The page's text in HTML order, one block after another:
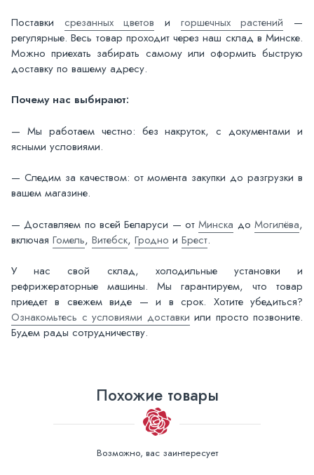
Поставки срезанных цветов и горшечных растений —
регулярные. Весь товар проходит через наш склад в Минске.
Можно приехать забирать самому или оформить быструю
доставку по вашему адресу.
Почему нас выбирают:
— Мы работаем честно: без накруток, с документами и
ясными условиями.
— Следим за качеством: от момента закупки до разгрузки в
вашем магазине.
— Доставляем по всей Беларуси — отМинска доМогилёва,
включая Гомель, Витебск, Гродно и Брест.
У нас свой склад, холодильные установки и
рефрижераторные машины. Мы гарантируем, что товар
приедет в свежем виде — и в срок. Хотите убедиться?
Ознакомьтесь с условиями доставки или просто позвоните.
Будем рады сотрудничеству.
Похожие товары
Возможно, вас заинтересует